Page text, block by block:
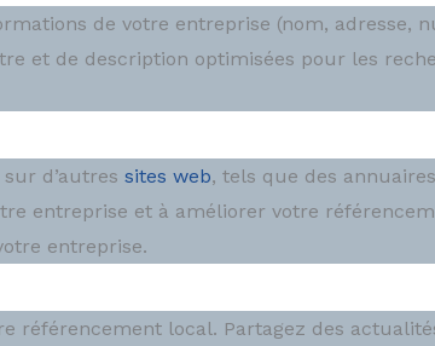
de votre entreprise (nom, adresse,
et de description optimisées pour les
d’autres sites web, tels que des
entreprise et à améliorer votre
entreprise.
référencement local. Partagez des